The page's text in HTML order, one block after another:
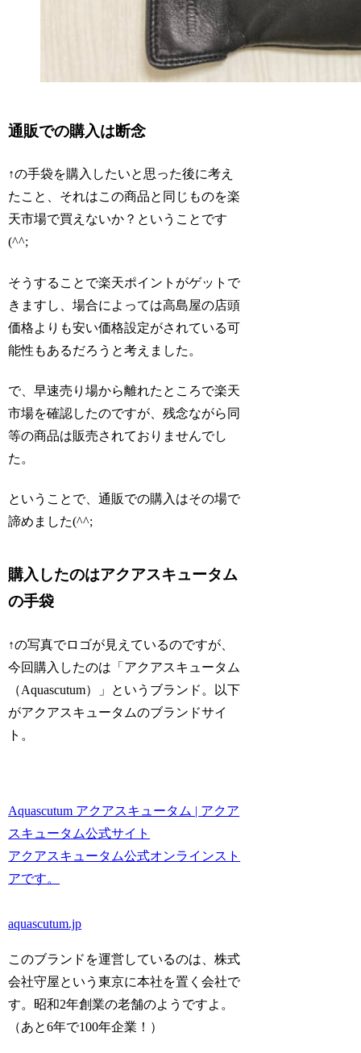
通販での購入は断念
↑の手袋を購入したいと思った後に考え
たこと、それはこの商品と同じものを楽
天市場で買えないか？ということです
(^^;
そうすることで楽天ポイントがゲットで
きますし、場合によっては高島屋の店頭
価格よりも安い価格設定がされている可
能性もあるだろうと考えました。
で、早速売り場から離れたところで楽天
市場を確認したのですが、残念ながら同
等の商品は販売されておりませんでし
た。
ということで、通販での購入はその場で
諦めました(^^;
購入したのはアクアスキュータム
の手袋
↑の写真でロゴが見えているのですが、
今回購入したのは「アクアスキュータム
（Aquascutum）」というブランド。以下
がアクアスキュータムのブランドサイ
ト。
Aquascutum アクアスキュータム | アクア
スキュータム公式サイト
アクアスキュータム公式オンラインスト
アです。
aquascutum.jp
このブランドを運営しているのは、株式
会社守屋という東京に本社を置く会社で
す。昭和2年創業の老舗のようですよ。
（あと6年で100年企業！）